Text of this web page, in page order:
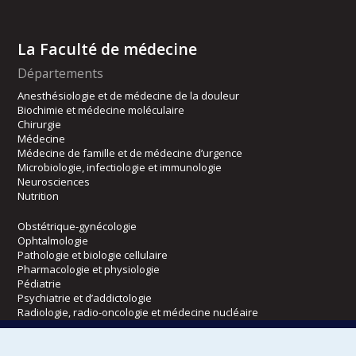
La Faculté de médecine
Départements
Anesthésiologie et de médecine de la douleur
Biochimie et médecine moléculaire
Chirurgie
Médecine
Médecine de famille et de médecine d’urgence
Microbiologie, infectiologie et immunologie
Neurosciences
Nutrition
Obstétrique-gynécologie
Ophtalmologie
Pathologie et biologie cellulaire
Pharmacologie et physiologie
Pédiatrie
Psychiatrie et d’addictologie
Radiologie, radio-oncologie et médecine nucléaire